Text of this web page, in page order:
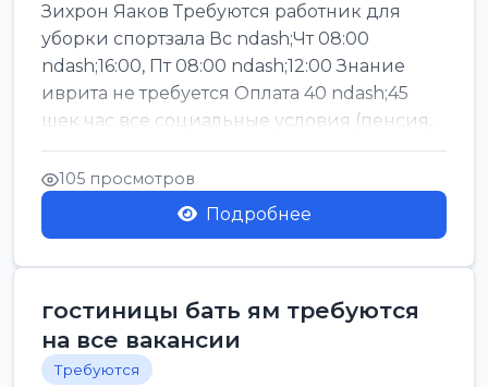
Зихрон Яаков Требуются работник для
уборки спортзала Вс ndash;Чт 08:00
ndash;16:00, Пт 08:00 ndash;12:00 Знание
иврита не требуется Оплата 40 ndash;45
шек час все социальные условия (пенсия,
керен ишт...
105 просмотров
Подробнее
гостиницы бать ям требуются
на все вакансии
Требуются